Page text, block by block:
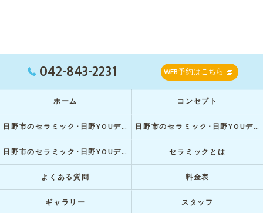
042-843-2231 WEB予約はこちら
ホーム コンセプト
日野市のセラミック･日野YOUデンタルの口コミ情報 日野市のセラミック･日野YOUデンタルの評判
日野市のセラミック･日野YOUデンタルのお客様の声 セラミックとは
よくある質問 料金表
ギャラリー スタッフ